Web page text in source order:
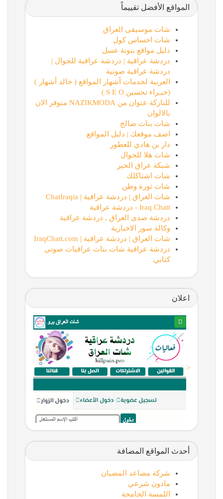
المواقع الأفضل تقييماً
شات موسيقى العراق
شات احساس كول
دليل مواقع بنوتة عسل
دردشة عراقية | دردشة عراقية للجوال |
دردشة عراقية صوتية
العربية لخدمات أشهار المواقع ( خالد أشهار )
(خبـراء تحسين S E O )
للنازكة عنوان من NAZIKMODA متوفر الان
بالالوان
شات بنات صالح
اضف موقعك | دليل المواقع
دار بن هادي للعطور
شات هلا للجوال
شبكة عراق الخير
شات اشتاكلك
شات ثورة وطن
شات العراق | دردشة عراقية | ChatIraqia
Iraq Chatt - دردشة عراقية
دردشة صدى العراق , دردشة عراقية
وكالة سور الاخبارية
شات العراق | دردشة عراقية | IraqChatt.com
دردشة عراقية شات بنات عراقيات صوتي
كتابي
اعلان
<
أحدث المواقع المضافة
شركة مصاعد المضيان
ماذون شرعي
اللمسة الجامحة